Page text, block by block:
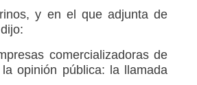
y en el que adjunta de
comercializadoras de
opinión pública: la llamada